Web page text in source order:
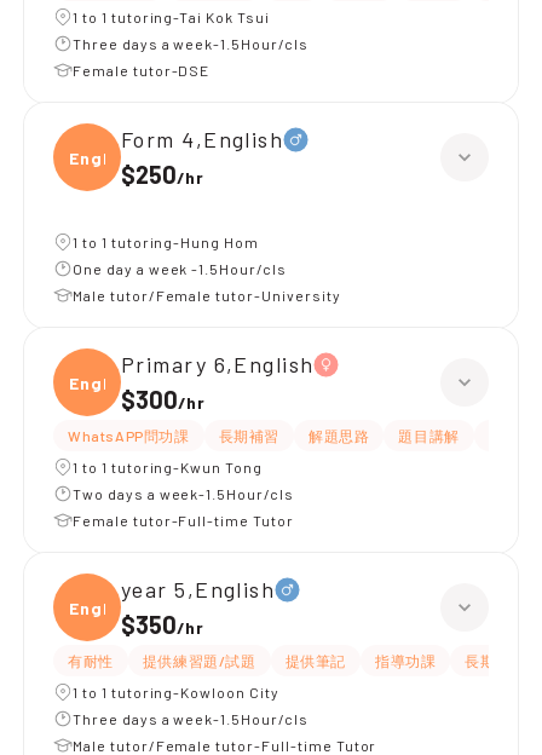
1 to 1 tutoring-Tai Kok Tsui
Three days a week-1.5Hour/cls
Female tutor-DSE
Engli
Form 4,English
$250/hr
1 to 1 tutoring-Hung Hom
One day a week -1.5Hour/cls
Male tutor/Female tutor-University
Engli
Primary 6,English
$300/hr
WhatsAPP問功課 長期補習 解題思路 題目講解
1 to 1 tutoring-Kwun Tong
Two days a week-1.5Hour/cls
Female tutor-Full-time Tutor
Engli
year 5,English
$350/hr
有耐性 提供練習題/試題 提供筆記 指導功課
長期補習
1 to 1 tutoring-Kowloon City
Three days a week-1.5Hour/cls
Male tutor/Female tutor-Full-time Tutor